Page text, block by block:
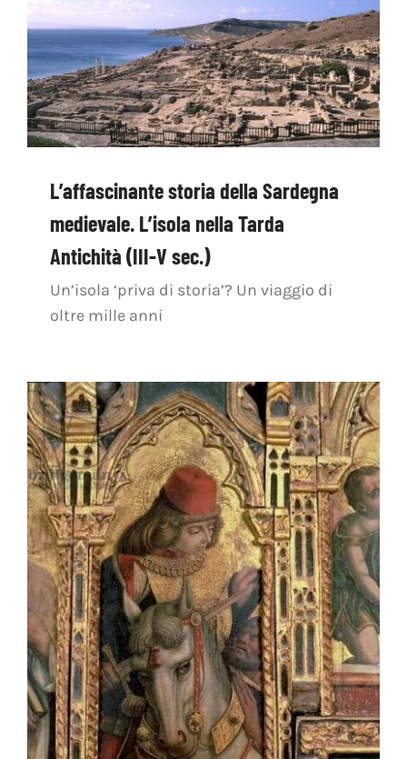
L’affascinante storia della Sardegna
medievale. L’isola nella Tarda
Antichità (III-V sec.)
Un’isola ‘priva di storia’? Un viaggio di
oltre mille anni